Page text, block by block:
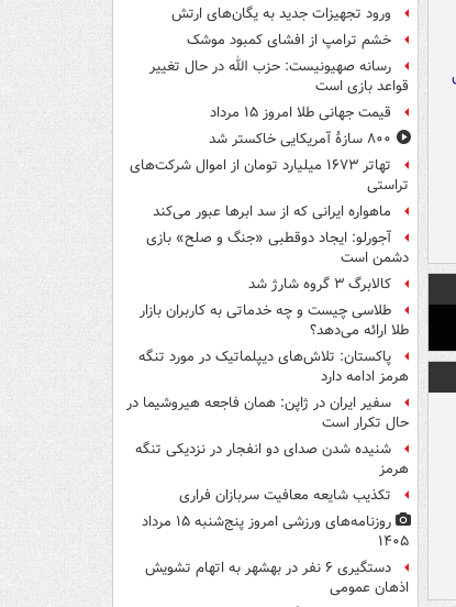
ورود تجهیزات جدید به یگان‌های ارتش
خشم ترامپ از افشای کمبود موشک
رسانه صهیونیست: حزب الله در حال تغییر
قواعد بازی است
قیمت جهانی طلا امروز ۱۵ مرداد
۸۰۰ سازۀ آمریکایی خاکستر شد
تهاتر ۱۶۷۳ میلیارد تومان از اموال شرکت‌های
تراستی
ماهواره ایرانی که از سد ابرها عبور می‌کند
آجورلو: ایجاد دوقطبی «جنگ و صلح‌» بازی
دشمن است
کالابرگ ۳ گروه شارژ شد
طلاسی چیست و چه خدماتی به کاربران بازار
طلا ارائه می‌دهد؟
پاکستان: تلاش‌های دیپلماتیک در مورد تنگه
هرمز ادامه دارد
سفیر ایران در ژاپن: همان فاجعه هیروشیما در
حال تکرار است
شنیده شدن صدای دو انفجار در نزدیکی تنگه
هرمز
تکذیب شایعه معافیت سربازان فراری
روزنامه‌های ورزشی امروز پنج‌شنبه ۱۵ مرداد
۱۴۰۵
دستگیری ۶ نفر در بهشهر به اتهام تشویش
اذهان عمومی